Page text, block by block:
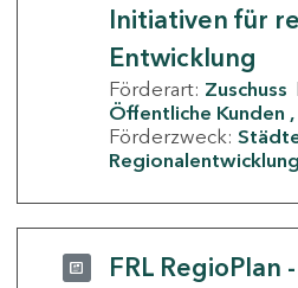
Initiativen für
Entwicklung
Förderart: Zuschuss
Öffentliche Kunden
Förderzweck:
Regionalentwicklung
FRL RegioPlan